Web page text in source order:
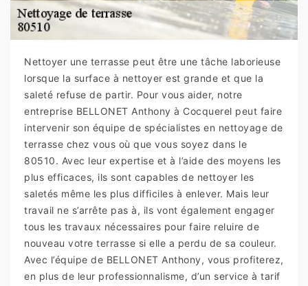
Nettoyer une terrasse peut être une tâche laborieuse
lorsque la surface à nettoyer est grande et que la
saleté refuse de partir. Pour vous aider, notre
entreprise BELLONET Anthony à Cocquerel peut faire
intervenir son équipe de spécialistes en nettoyage de
terrasse chez vous où que vous soyez dans le
80510. Avec leur expertise et à l’aide des moyens les
plus efficaces, ils sont capables de nettoyer les
saletés même les plus difficiles à enlever. Mais leur
travail ne s’arrête pas à, ils vont également engager
tous les travaux nécessaires pour faire reluire de
nouveau votre terrasse si elle a perdu de sa couleur.
Avec l’équipe de BELLONET Anthony, vous profiterez,
en plus de leur professionnalisme, d’un service à tarif